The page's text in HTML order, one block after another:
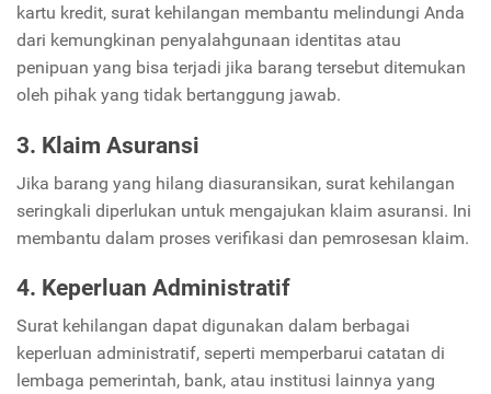
kartu kredit, surat kehilangan membantu melindungi Anda
dari kemungkinan penyalahgunaan identitas atau
penipuan yang bisa terjadi jika barang tersebut ditemukan
oleh pihak yang tidak bertanggung jawab.
3. Klaim Asuransi
Jika barang yang hilang diasuransikan, surat kehilangan
seringkali diperlukan untuk mengajukan klaim asuransi. Ini
membantu dalam proses verifikasi dan pemrosesan klaim.
4. Keperluan Administratif
Surat kehilangan dapat digunakan dalam berbagai
keperluan administratif, seperti memperbarui catatan di
lembaga pemerintah, bank, atau institusi lainnya yang